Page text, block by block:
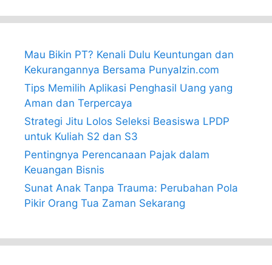
Mau Bikin PT? Kenali Dulu Keuntungan dan
Kekurangannya Bersama PunyaIzin.com
Tips Memilih Aplikasi Penghasil Uang yang
Aman dan Terpercaya
Strategi Jitu Lolos Seleksi Beasiswa LPDP
untuk Kuliah S2 dan S3
Pentingnya Perencanaan Pajak dalam
Keuangan Bisnis
Sunat Anak Tanpa Trauma: Perubahan Pola
Pikir Orang Tua Zaman Sekarang